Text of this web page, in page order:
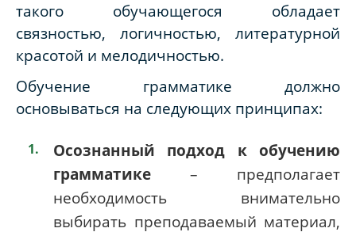
такого обучающегося обладает
связностью, логичностью, литературной
красотой и мелодичностью.
Обучение грамматике должно
основываться на следующих принципах:
Осознанный подход к обучению
грамматике – предполагает
необходимость внимательно
выбирать преподаваемый материал,